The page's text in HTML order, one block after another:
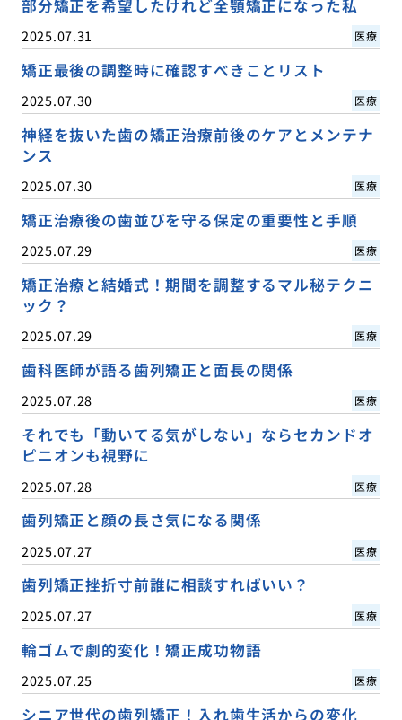
部分矯正を希望したけれど全顎矯正になった私
2025.07.31 医療
矯正最後の調整時に確認すべきことリスト
2025.07.30 医療
神経を抜いた歯の矯正治療前後のケアとメンテナ
ンス
2025.07.30 医療
矯正治療後の歯並びを守る保定の重要性と手順
2025.07.29 医療
矯正治療と結婚式！期間を調整するマル秘テクニ
ック？
2025.07.29 医療
歯科医師が語る歯列矯正と面長の関係
2025.07.28 医療
それでも「動いてる気がしない」ならセカンドオ
ピニオンも視野に
2025.07.28 医療
歯列矯正と顔の長さ気になる関係
2025.07.27 医療
歯列矯正挫折寸前誰に相談すればいい？
2025.07.27 医療
輪ゴムで劇的変化！矯正成功物語
2025.07.25 医療
シニア世代の歯列矯正！入れ歯生活からの変化